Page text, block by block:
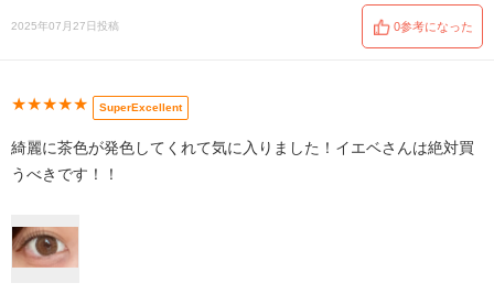
2025年07月27日投稿 0参考になった
★★★★★ SuperExcellent
綺麗に茶色が発色してくれて気に入りました！イエベさんは絶対買
うべきです！！